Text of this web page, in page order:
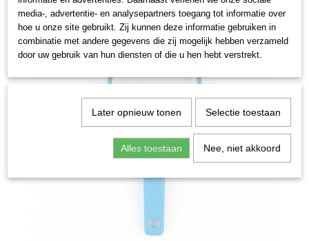
media-, advertentie- en analysepartners toegang tot informatie over
hoe u onze site gebruikt. Zij kunnen deze informatie gebruiken in
combinatie met andere gegevens die zij mogelijk hebben verzameld
door uw gebruik van hun diensten of die u hen hebt verstrekt.
Later opnieuw tonen Selectie toestaan
Alles toestaan Nee, niet akkoord